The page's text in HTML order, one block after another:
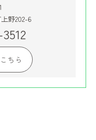
野202-6
ちら